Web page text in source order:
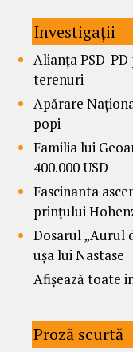
Investigații
Alianța PSD-
terenuri
Apărare
popi
Familia lui
400.000 USD
Fascinanta
prințului
Dosarul „Aurul
ușa lui Nastase
Afișează toate
Proză scurtă